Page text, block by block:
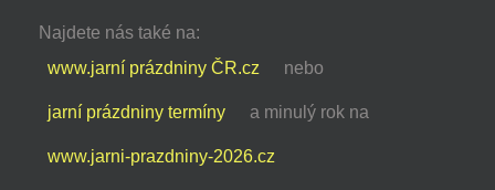
Najdete nás také na:
www.jarní prázdniny ČR.cz
nebo
jarní prázdniny termíny a minulý rok na
www.jarni-prazdniny-2026.cz